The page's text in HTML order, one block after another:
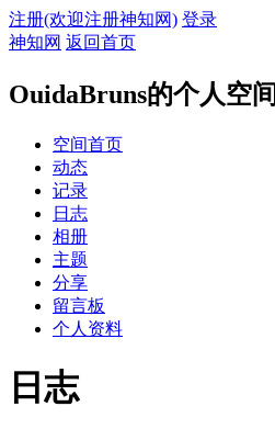
注册(欢迎注册神知网) 登录
神知网 返回首页
OuidaBruns的个人空间
空间首页
动态
记录
日志
相册
主题
分享
留言板
个人资料
日志